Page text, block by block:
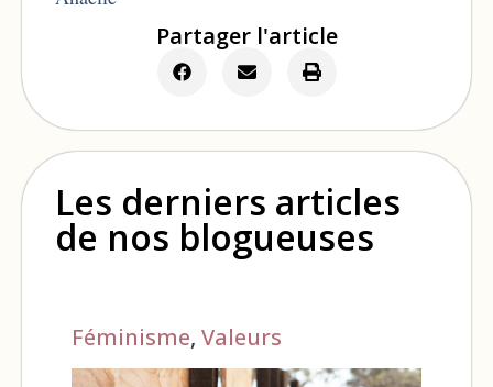
Partager l'article
Les derniers articles
de nos blogueuses
Féminisme, Valeurs